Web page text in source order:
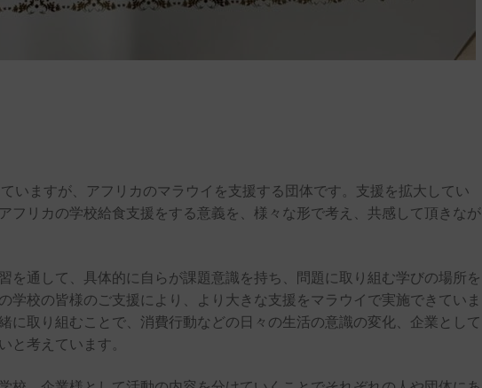
いますが、アフリカのマラウイを支援する団体です。支援を拡大してい
フリカの学校給食支援をする意義を、様々な形で考え、共感して頂きなが
を通して、具体的に自らが課題意識を持ち、問題に取り組む学びの場所を
学校の皆様のご支援により、より大きな支援をマラウイで実施できていま
に取り組むことで、消費行動などの日々の生活の意識の変化、企業として
と考えています。